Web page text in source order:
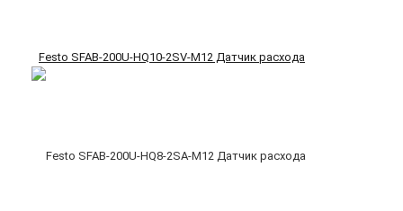
Festo SFAB-200U-HQ10-2SV-M12 Датчик расхода